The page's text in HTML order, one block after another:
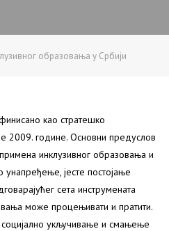
образовања у Србији
као стратешко
2009. године. Основни предуслов
инклузивног образовања и
унапређење, јесте постојање
сета инструмената
може процењивати и пратити.
укључивање и смањење